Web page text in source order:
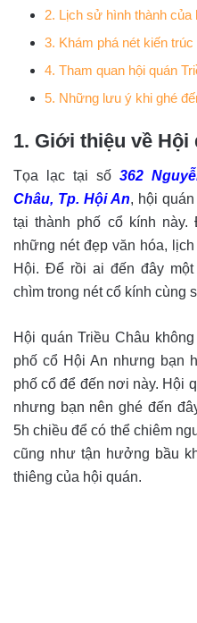
2. Lịch sử hình thành của
3. Khám phá nét kiến trúc
4. Tham quan hội quán
5. Những lưu ý khi ghé
1. Giới thiệu về Hội
Tọa lạc tại số 362
Châu, Tp. Hội An, hội
tại thành phố cổ kính
những nét đẹp văn hóa,
Hội. Để rồi ai đến đây
chìm trong nét cổ kính cùng
Hội quán Triều Châu
phố cổ Hội An nhưng bạn
phố cổ để đến nơi này. Hội
nhưng bạn nên ghé đến
5h chiều để có thể chiêm
cũng như tận hưởng bầu
thiêng của hội quán.